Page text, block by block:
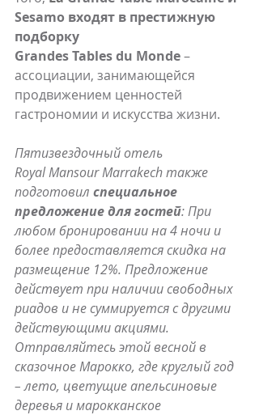
Sesamo входят в престижную
подборку
Grandes Tables du Monde –
ассоциации, занимающейся
продвижением ценностей
гастрономии и искусства жизни.
Пятизвездочный отель
Royal Mansour Marrakech также
подготовил специальное
предложение для гостей: При
любом бронировании на 4 ночи и
более предоставляется скидка на
размещение 12%. Предложение
действует при наличии свободных
риадов и не суммируется с другими
действующими акциями.
Отправляйтесь этой весной в
сказочное Марокко, где круглый год
– лето, цветущие апельсиновые
деревья и марокканское